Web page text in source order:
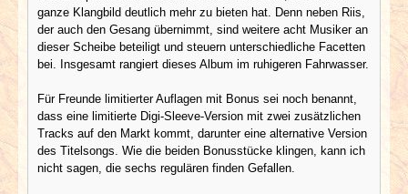
ganze Klangbild deutlich mehr zu bieten hat. Denn neben Riis,
der auch den Gesang übernimmt, sind weitere acht Musiker an
dieser Scheibe beteiligt und steuern unterschiedliche Facetten
bei. Insgesamt rangiert dieses Album im ruhigeren Fahrwasser.
Für Freunde limitierter Auflagen mit Bonus sei noch benannt,
dass eine limitierte Digi-Sleeve-Version mit zwei zusätzlichen
Tracks auf den Markt kommt, darunter eine alternative Version
des Titelsongs. Wie die beiden Bonusstücke klingen, kann ich
nicht sagen, die sechs regulären finden Gefallen.